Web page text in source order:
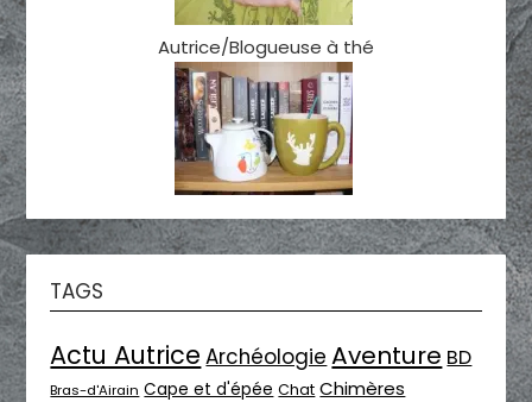
Autrice/Blogueuse à thé
TAGS
Actu Autrice Archéologie Aventure BD
Bras-d'Airain Cape et d'épée Chat Chimères